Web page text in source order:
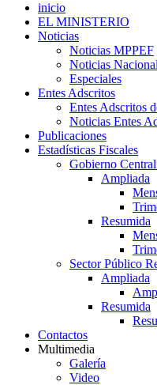
inicio
EL MINISTERIO
Noticias
Noticias MPPEF
Noticias
Especiales
Entes Adscritos
Entes Adscritos
Noticias Entes
Publicaciones
Estadísticas Fiscales
Gobierno
Ampliada
Resumida
Sector Público
Ampliada
Resumida
Contactos
Multimedia
Galería
Video